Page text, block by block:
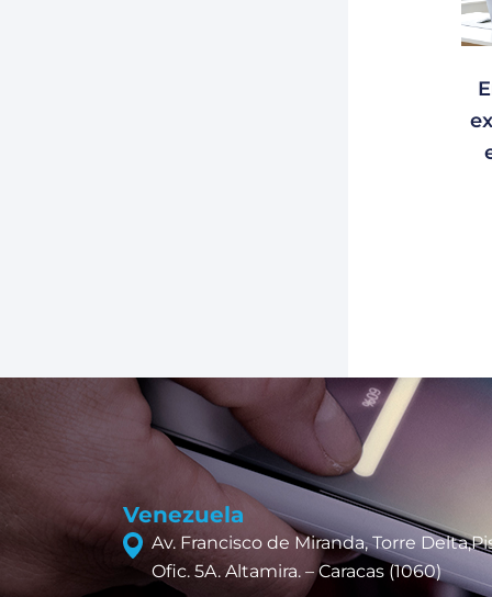
Venezuela
Av. Francisco de Miranda, Torre
Ofic. 5A. Altamira. – Caracas (1060)